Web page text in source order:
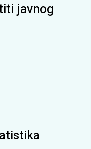
javnog